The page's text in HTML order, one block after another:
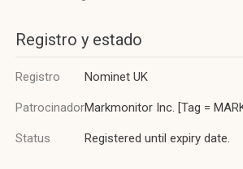
Registro y estado
Registro Nominet UK
PatrocinadorMarkmonitor Inc. [Tag =
Status Registered until expiry date.